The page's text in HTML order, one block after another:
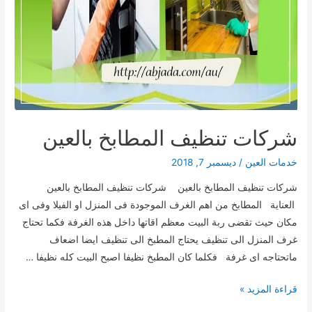
شركات تنظيف المطابخ بالعين
خدمات العين /ديسمبر 7, 2018
شركات تنظيف المطابخ بالعين شركات تنظيف المطابخ بالعين
العناية المطابخ من اهم الغرف الموجودة فى المنزل او الفيلا وفى اى
مكان حيث تقضى ربة البيت معظم اقاتها داخل هذه الغرفة فكما تحتاج
غرف المنزل الى تنظيف يحتاج المطبخ الى تنظيف ايضا اضعاف
ماتحتاجه اى غرفة فكلما كان المطبخ نظيفا اصبح البيت كله نظيفا …
شركات
قراءة المزيد »